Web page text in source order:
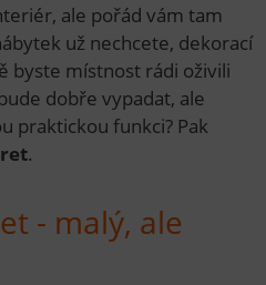
ale pořád vám tam
už nechcete, dekorací
byste místnost rádi oživili
dobře vypadat, ale
praktickou funkci? Pak
.
- malý, ale